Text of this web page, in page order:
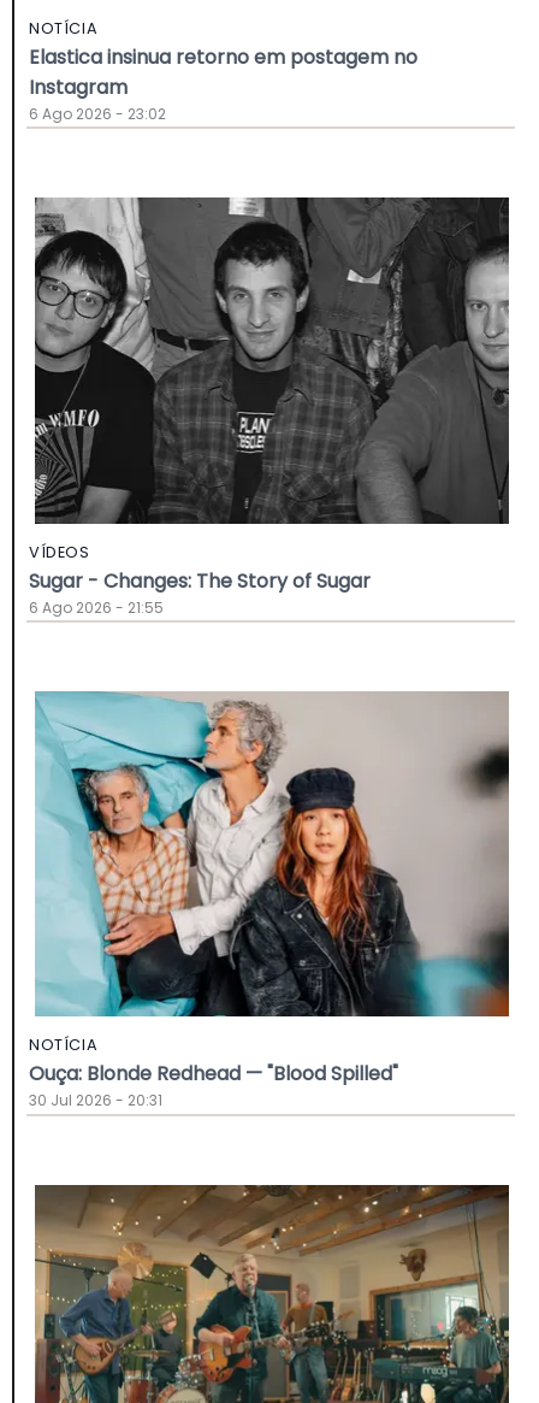
NOTÍCIA
Elastica insinua retorno em postagem no
Instagram
6 Ago 2026 - 23:02
VÍDEOS
Sugar - Changes: The Story of Sugar
6 Ago 2026 - 21:55
NOTÍCIA
Ouça: Blonde Redhead — "Blood Spilled"
30 Jul 2026 - 20:31